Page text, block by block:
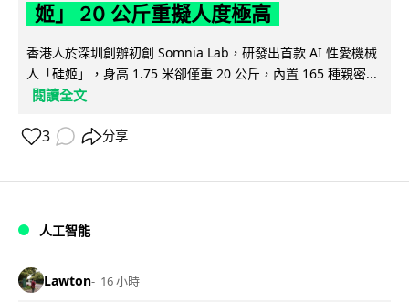
姬」 20 公斤重擬人度極高
香港人於深圳創辦初創 Somnia Lab，研發出首款 AI 性愛機械
人「硅姬」，身高 1.75 米卻僅重 20 公斤，內置 165 種親密...
閱讀全文
3 分享
人工智能
Lawton 16 小時